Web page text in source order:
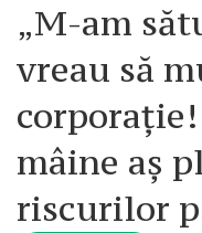
„M-am
vreau să
corporație!
mâine aș
riscurilor